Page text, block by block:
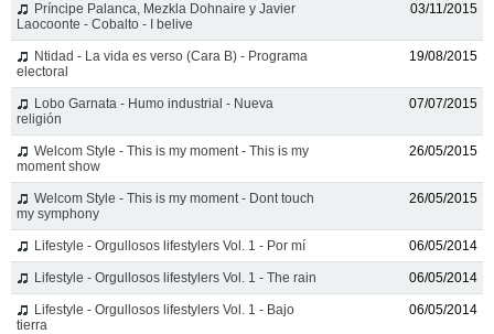
Príncipe Palanca, Mezkla Dohnaire y Javier
Laocoonte - Cobalto - I belive
03/11/2015
Ntidad - La vida es verso (Cara B) - Programa
electoral
19/08/2015
Lobo Garnata - Humo industrial - Nueva
religión
07/07/2015
Welcom Style - This is my moment - This is my
moment show
26/05/2015
Welcom Style - This is my moment - Dont touch
my symphony
26/05/2015
Lifestyle - Orgullosos lifestylers Vol. 1 - Por mí 06/05/2014
Lifestyle - Orgullosos lifestylers Vol. 1 - The rain 06/05/2014
Lifestyle - Orgullosos lifestylers Vol. 1 - Bajo
tierra
06/05/2014